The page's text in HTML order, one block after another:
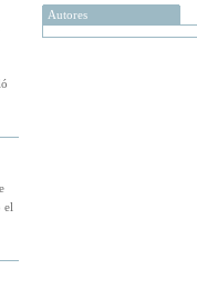
el
Autores